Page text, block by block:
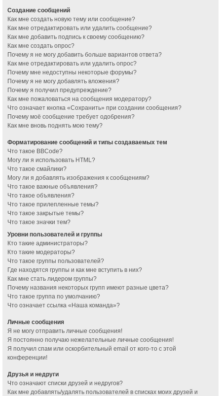
Создание сообщений
Как мне создать новую тему или сообщение?
Как мне отредактировать или удалить сообщение?
Как мне добавить подпись к своему сообщению?
Как мне создать опрос?
Почему я не могу добавить больше вариантов ответа?
Как мне отредактировать или удалить опрос?
Почему мне недоступны некоторые форумы?
Почему я не могу добавлять вложения?
Почему я получил предупреждение?
Как мне пожаловаться на сообщения модератору?
Что означает кнопка «Сохранить» при создании сообщения?
Почему моё сообщение требует одобрения?
Как мне вновь поднять мою тему?
Форматирование сообщений и типы создаваемых тем
Что такое BBCode?
Могу ли я использовать HTML?
Что такое смайлики?
Могу ли я добавлять изображения к сообщениям?
Что такое важные объявления?
Что такое объявления?
Что такое прилепленные темы?
Что такое закрытые темы?
Что такое значки тем?
Уровни пользователей и группы
Кто такие администраторы?
Кто такие модераторы?
Что такое группы пользователей?
Где находятся группы и как мне вступить в них?
Как мне стать лидером группы?
Почему названия некоторых групп имеют разные цвета?
Что такое группа по умолчанию?
Что означает ссылка «Наша команда»?
Личные сообщения
Я не могу отправить личные сообщения!
Я постоянно получаю нежелательные личные сообщения!
Я получил спам или оскорбительный email от кого-то с этой
конференции!
Друзья и недруги
Что означают списки друзей и недругов?
Как мне добавлять/удалять пользователей в списках моих друзей и